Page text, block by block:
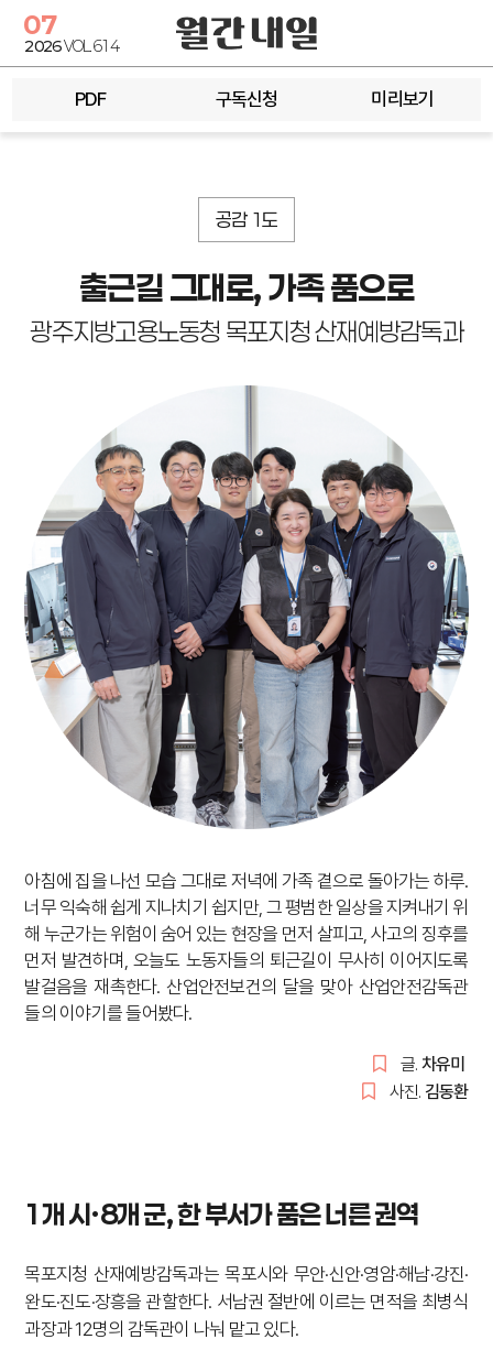
PDF 구독신청 미리보기
07
2026VOL.614
공감 1도
출근길 그대로, 가족 품으로
광주지방고용노동청 목포지청 산재예방감독과
아침에 집을 나선 모습 그대로 저녁에 가족 곁으로 돌아가는 하루.
너무 익숙해 쉽게 지나치기 쉽지만, 그 평범한 일상을 지켜내기 위
해 누군가는 위험이 숨어 있는 현장을 먼저 살피고, 사고의 징후를
먼저 발견하며, 오늘도 노동자들의 퇴근길이 무사히 이어지도록
발걸음을 재촉한다. 산업안전보건의 달을 맞아 산업안전감독관
들의 이야기를 들어봤다.
글. 차유미
사진. 김동환
1개 시·8개 군, 한 부서가 품은 너른 권역
목포지청 산재예방감독과는 목포시와 무안·신안·영암·해남·강진·
완도·진도·장흥을 관할한다. 서남권 절반에 이르는 면적을 최병식
과장과 12명의 감독관이 나눠 맡고 있다.